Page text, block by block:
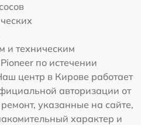
и техническим
по истечении
центр в Кирове работает
авторизации от
указанные на сайте,
характер и